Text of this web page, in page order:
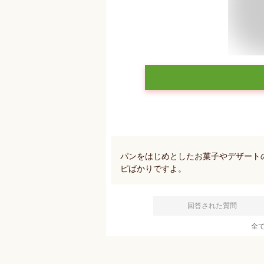
パンをはじめとしたお菓子やデザー
ピばかりですよ。
回答された質問
全